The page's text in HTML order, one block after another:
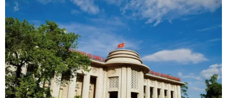
Bầu cử Mỹ 2024: Một ứng cử viên đảng